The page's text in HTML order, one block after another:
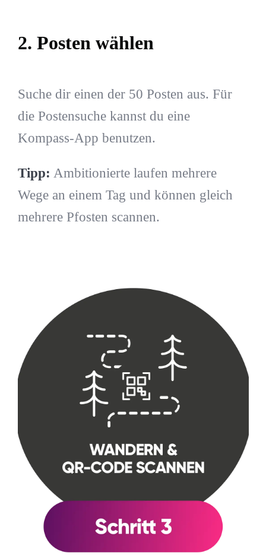
2. Posten wählen
Suche dir einen der 50 Posten aus. Für
die Postensuche kannst du eine
Kompass-App benutzen.
Tipp: Ambitionierte laufen mehrere
Wege an einem Tag und können gleich
mehrere Pfosten scannen.